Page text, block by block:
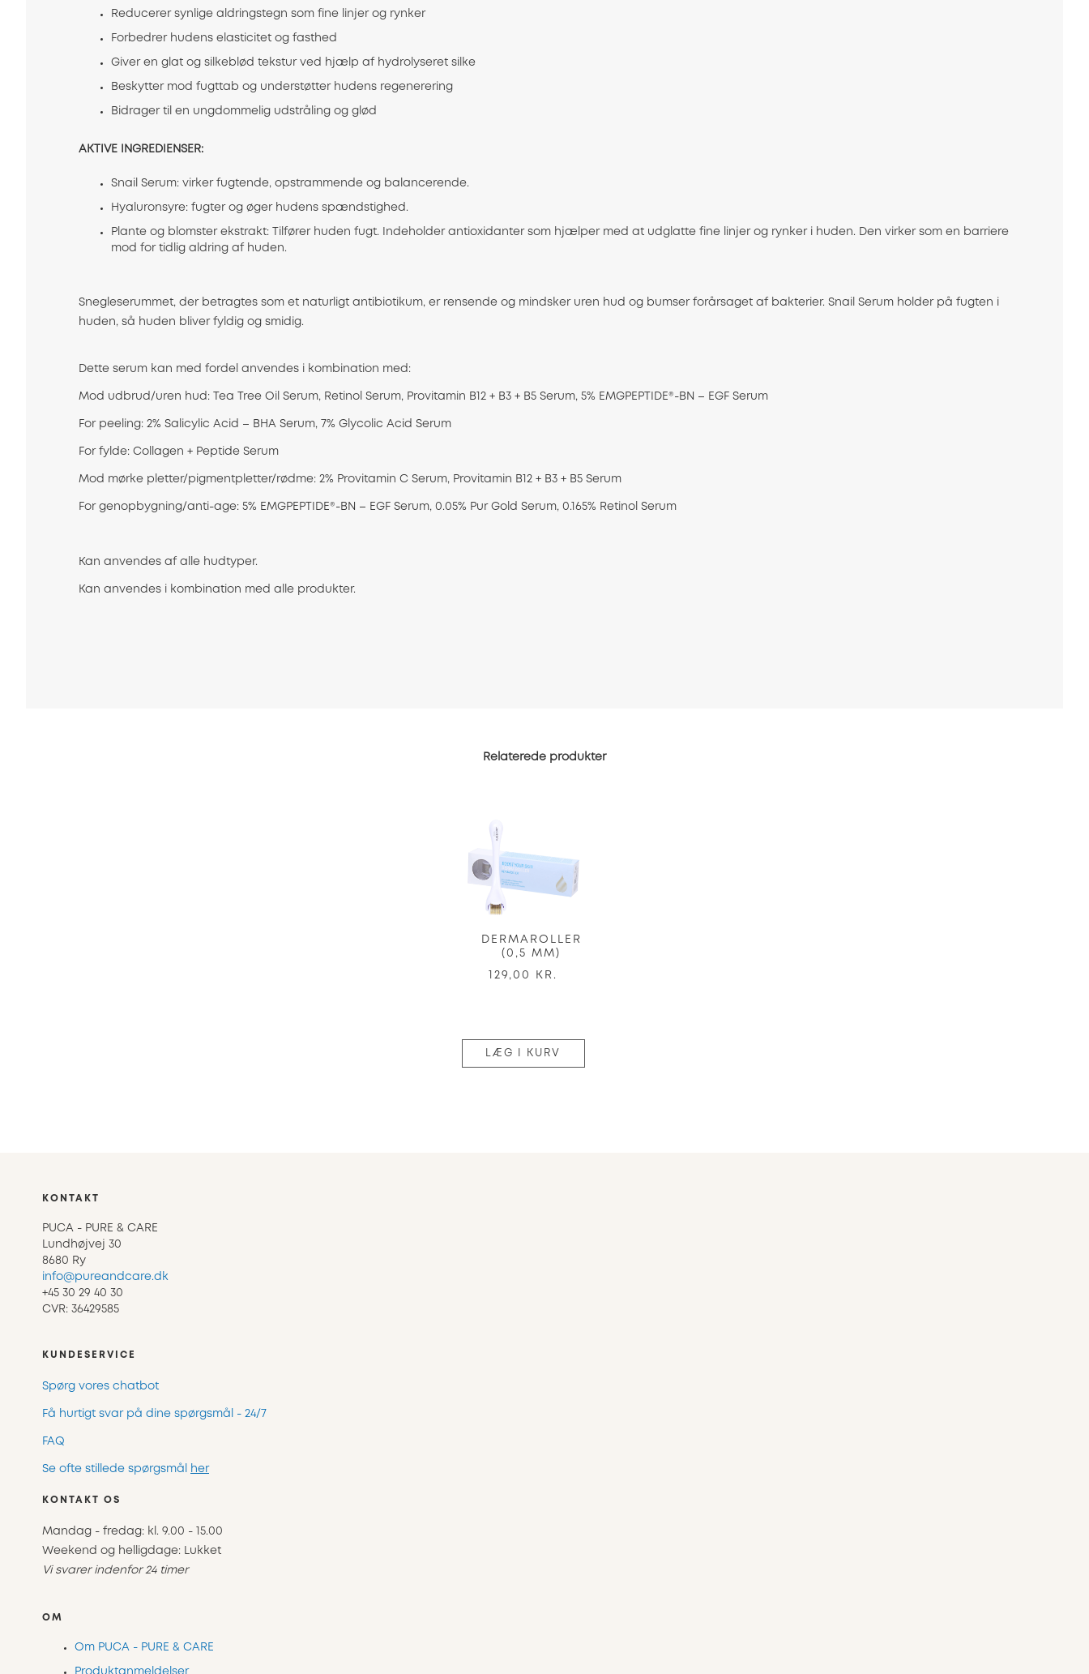
Reducerer synlige aldringstegn som fine linjer og rynker
Forbedrer hudens elasticitet og fasthed
Giver en glat og silkeblød tekstur ved hjælp af hydrolyseret silke
Beskytter mod fugttab og understøtter hudens regenerering
Bidrager til en ungdommelig udstråling og glød
AKTIVE INGREDIENSER:
Snail Serum: virker fugtende, opstrammende og balancerende.
Hyaluronsyre: fugter og øger hudens spændstighed.
Plante og blomster ekstrakt: Tilfører huden fugt. Indeholder antioxidanter som hjælper med at udglatte fine linjer og rynker i huden. Den virker som en barriere
mod for tidlig aldring af huden.
Snegleserummet, der betragtes som et naturligt antibiotikum, er rensende og mindsker uren hud og bumser forårsaget af bakterier. Snail Serum holder på fugten i
huden, så huden bliver fyldig og smidig.
Dette serum kan med fordel anvendes i kombination med:
Mod udbrud/uren hud: Tea Tree Oil Serum, Retinol Serum, Provitamin B12 + B3 + B5 Serum, 5% EMGPEPTIDE®-BN – EGF Serum
For peeling: 2% Salicylic Acid – BHA Serum, 7% Glycolic Acid Serum
For fylde: Collagen + Peptide Serum
Mod mørke pletter/pigmentpletter/rødme: 2% Provitamin C Serum, Provitamin B12 + B3 + B5 Serum
For genopbygning/anti-age: 5% EMGPEPTIDE®-BN – EGF Serum, 0.05% Pur Gold Serum, 0.165% Retinol Serum
Kan anvendes af alle hudtyper.
Kan anvendes i kombination med alle produkter.
Relaterede produkter
DERMAROLLER
(0,5 MM)
129,00 KR.
LÆG I KURV
KONTAKT
PUCA - PURE & CARE
Lundhøjvej 30
8680 Ry
info@pureandcare.dk
+45 30 29 40 30
CVR: 36429585
KUNDESERVICE
Spørg vores chatbot
Få hurtigt svar på dine spørgsmål - 24/7
FAQ
Se ofte stillede spørgsmål her
KONTAKT OS
Mandag - fredag: kl. 9.00 - 15.00
Weekend og helligdage: Lukket
Vi svarer indenfor 24 timer
OM
Om PUCA - PURE & CARE
Produktanmeldelser